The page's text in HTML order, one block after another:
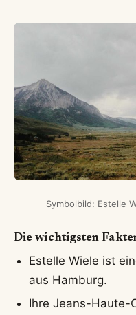
Symbolbild: Estelle
Die wichtigsten
Estelle Wiele ist
aus Hamburg.
Ihre Jeans-Haute-